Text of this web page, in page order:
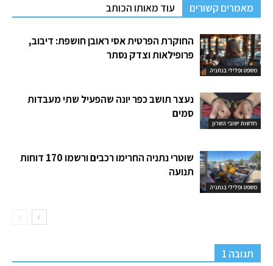
מאמרים קשורים עוד מאותו הכותב
משפט ופלילי בנתניה
החוקרת הפרטית אסי ראובן חושפת: דיבוב,
פרופילאות וצדק נסתר
חדשות ישובי השרון
נעצר תושב כפר יונה שהפעיל שתי מעבדות
סמים
משפט ופלילי בנתניה
שוטרי נתניה החרימו רכבים ורשמו 170 דוחות
תנועה
תגובה 1